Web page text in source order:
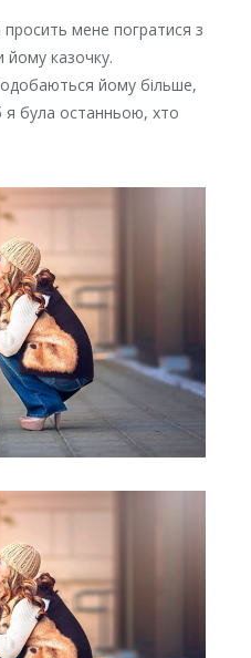
просить мене погратися з
казочку.
йому більше,
я була останньою, хто